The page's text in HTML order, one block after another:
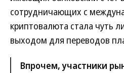
сотрудничающих с
криптовалюта стала чуть
выходом для переводов
Впрочем, участники